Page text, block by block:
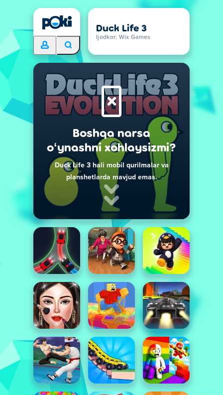
Duck Life 3
Ijodkor: Wix Games
Boshqa narsa
oʻynashni xohlaysizmi?
Duck Life 3 hali mobil qurilmalar va
planshetlarda mavjud emas.